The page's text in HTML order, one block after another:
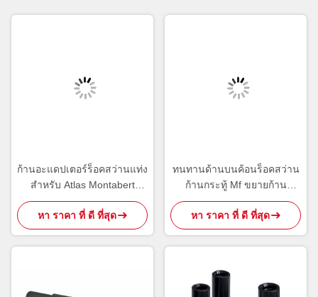
ก้านอะแดปเตอร์ร็อคสว่านแท่ง
สำหรับ Atlas Montabert
Sandvik เครื่องมือขุดเจาะ
หา ราคา ที่ ดี ที่สุด
ทนทานด้านบนค้อนร็อคสว่าน
ก้านกระทู้ Mf ขยายก้าน
สำหรับการทำเหมือง / ระเบิด
หา ราคา ที่ ดี ที่สุด